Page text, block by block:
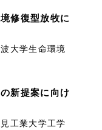
修復型放牧に
学生命環境
新提案に向け
工業大学工学